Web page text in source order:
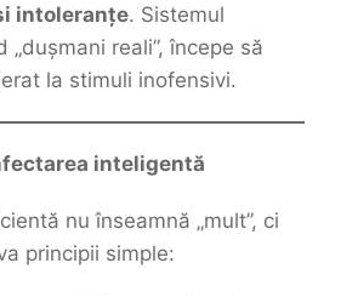
intoleranțe. Sistemul
„dușmani reali”, începe să
la stimuli inofensivi.
inteligentă
nu înseamnă „mult”, ci
principii simple: